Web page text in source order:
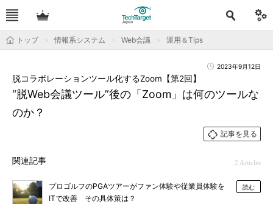
トップ 情報系システム Web会議 運用＆Tips
2023年9月12日
“脱Web会議ツール”後の「Zoom」は何のツールな
のか？
脱コラボレーションツール化するZoom【第2回】
記事を見る
関連記事 2 Articles
プロゴルフのPGAツアーがファン体験や従業員体験を
ITで改善 その具体策は？
読む